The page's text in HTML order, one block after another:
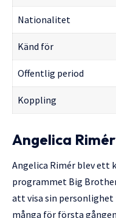
Nationalitet
Känd för
Offentlig period
Koppling
Angelica
Angelica Rimér blev ett
programmet Big
att visa sin personlighet
många för första